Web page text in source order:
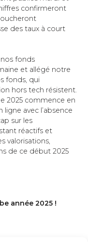
confirmeront
des taux à court
fonds
et allégé notre
fonds, qui
hors tech résistent.
2025 commence en
avec l’absence
sur les
réactifs et
valorisations,
de ce début 2025
année 2025 !